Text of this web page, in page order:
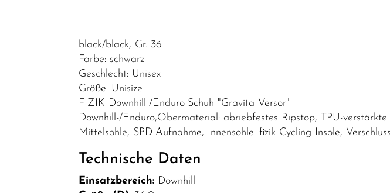
black/black, Gr. 36
Farbe: schwarz
Geschlecht: Unisex
Größe: Unisize
FIZIK Downhill-/Enduro-Schuh "Gravita Versor"
Downhill-/Enduro,Obermaterial: abriebfestes Ripstop, TPU-
Mittelsohle, SPD-Aufnahme, Innensohle: fizik Cycling Insole,
Technische Daten
Einsatzbereich: Downhill